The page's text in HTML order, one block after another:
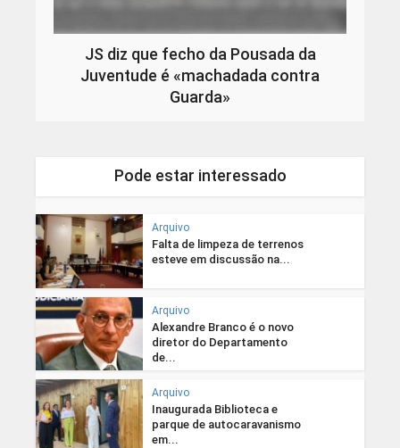
JS diz que fecho da Pousada da
Juventude é «machadada contra
Guarda»
Pode estar interessado
Arquivo
Falta de limpeza de terrenos
esteve em discussão na...
Arquivo
Alexandre Branco é o novo
diretor do Departamento
de...
Arquivo
Inaugurada Biblioteca e
parque de autocaravanismo
em...